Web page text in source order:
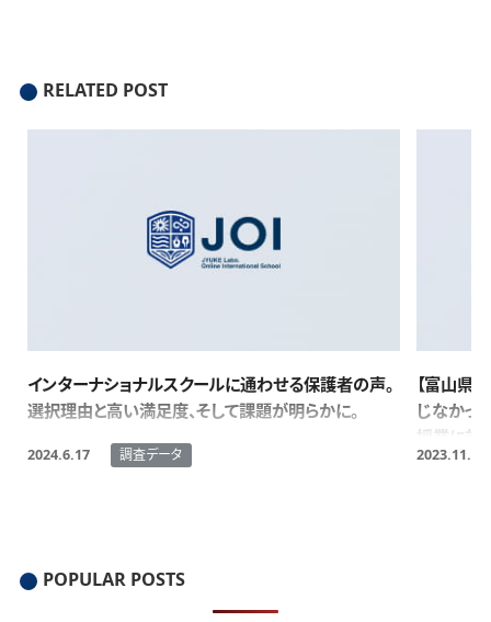
RELATED POST
インターナショナルスクールに通わせる保護者の声。
選択理由と高い満足度、そして課題が明らかに。
2024.6.17 調査データ
【富山県
じなかっ
授業に対
感じず。
2023.11.9
POPULAR POSTS